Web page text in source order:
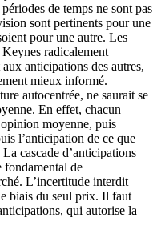
de temps ne sont pas
sont pertinents pour une
pour une autre. Les
radicalement
anticipations des autres,
mieux informé.
autocentrée, ne saurait se
En effet, chacun
moyenne, puis
l’anticipation de ce que
cascade d’anticipations
fondamental de
L’incertitude interdit
biais du seul prix. Il faut
qui autorise la